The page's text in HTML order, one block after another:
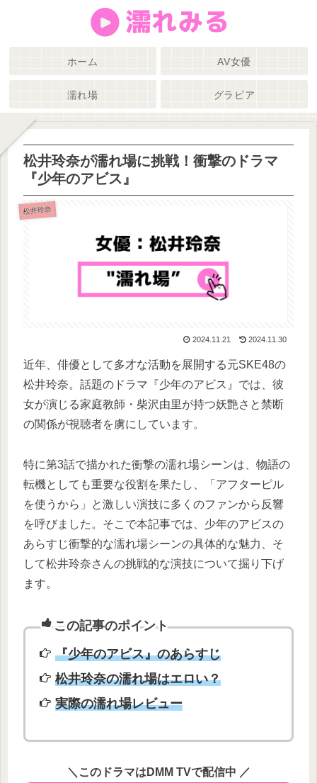
ホーム AV女優
濡れ場 グラビア
松井玲奈が濡れ場に挑戦！衝撃のドラマ
『少年のアビス』
松井玲奈
2024.11.21 2024.11.30
近年、俳優として多才な活動を展開する元SKE48の
松井玲奈。話題のドラマ『少年のアビス』では、彼
女が演じる家庭教師・柴沢由里が持つ妖艶さと禁断
の関係が視聴者を虜にしています。
特に第3話で描かれた衝撃の濡れ場シーンは、物語の
転機としても重要な役割を果たし、「アフターピル
を使うから」と激しい演技に多くのファンから反響
を呼びました。そこで本記事では、少年のアビスの
あらすじ衝撃的な濡れ場シーンの具体的な魅力、そ
して松井玲奈さんの挑戦的な演技について掘り下げ
ます。
この記事のポイント
『少年のアビス』のあらすじ
松井玲奈の濡れ場はエロい？
実際の濡れ場レビュー
＼このドラマはDMM TVで配信中 ／